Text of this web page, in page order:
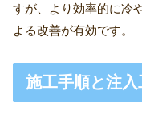
すが、より効率的に冷
よる改善が有効です。
施工手順と注入